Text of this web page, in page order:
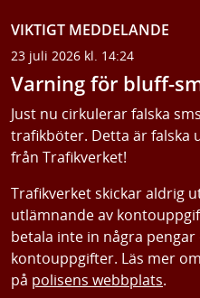
VIKTIGT MEDDELANDE
23 juli 2026 kl. 14:24
Varning för bluff-
Just nu cirkulerar falska
trafikböter. Detta är falska
från Trafikverket!
Trafikverket skickar aldrig
utlämnande av
betala inte in några
kontouppgifter. Läs mer
på polisens webbplats.